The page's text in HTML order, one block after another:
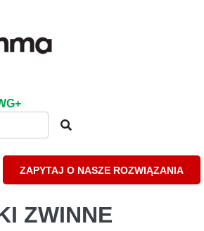
ZAPYTAJ O NASZE ROZWIĄZANIA
ZWINNE